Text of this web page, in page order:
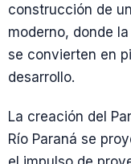
construcción de
moderno, donde
se convierten en
desarrollo.
La creación del
Río Paraná se